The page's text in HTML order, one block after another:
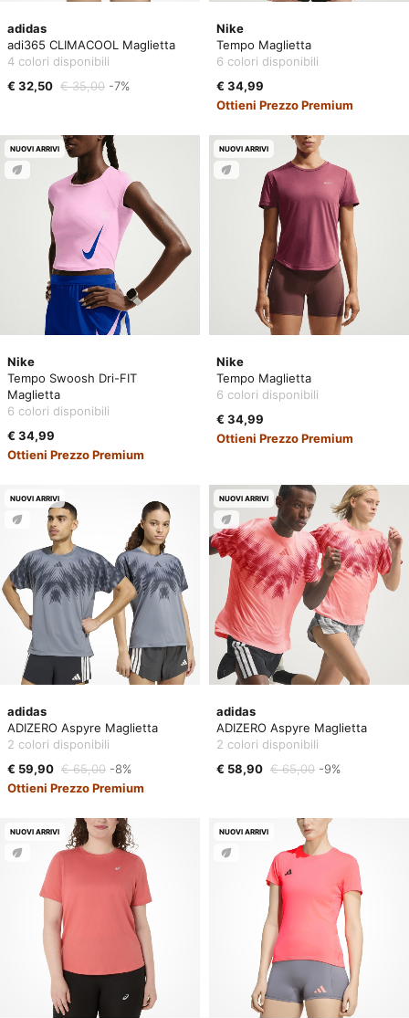
adidas
adi365 CLIMACOOL Maglietta
4 colori disponibili
€ 32,50 € 35,00 -7%
Nike
Tempo Maglietta
6 colori disponibili
€ 34,99
Ottieni Prezzo Premium
Nike
Tempo Swoosh Dri-FIT
Maglietta
6 colori disponibili
€ 34,99
Ottieni Prezzo Premium
NUOVI ARRIVI
Nike
Tempo Maglietta
6 colori disponibili
€ 34,99
Ottieni Prezzo Premium
NUOVI ARRIVI
adidas
ADIZERO Aspyre Maglietta
2 colori disponibili
€ 59,90 € 65,00 -8%
Ottieni Prezzo Premium
NUOVI ARRIVI
adidas
ADIZERO Aspyre Maglietta
2 colori disponibili
€ 58,90 € 65,00 -9%
NUOVI ARRIVI
NUOVI ARRIVI NUOVI ARRIVI